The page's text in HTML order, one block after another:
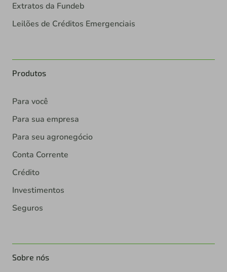
Extratos da Fundeb
Leilões de Créditos Emergenciais
Produtos
Para você
Para sua empresa
Para seu agronegócio
Conta Corrente
Crédito
Investimentos
Seguros
Sobre nós